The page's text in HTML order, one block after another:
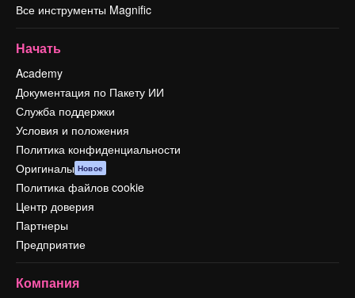
Все инструменты Magnific
Начать
Academy
Документация по Пакету ИИ
Служба поддержки
Условия и положения
Политика конфиденциальности
Оригиналы Новое
Политика файлов cookie
Центр доверия
Партнеры
Предприятие
Компания